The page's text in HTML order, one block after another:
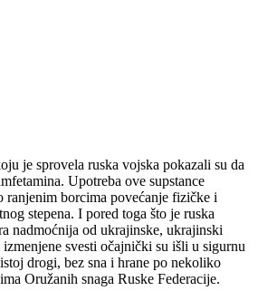
je sprovela ruska vojska pokazali su da
Upotreba ove supstance
ranjenim borcima povećanje fizičke i
stepena. I pored toga što je ruska
nadmoćnija od ukrajinske, ukrajinski
svesti očajnički su išli u sigurnu
drogi, bez sna i hrane po nekoliko
Oružanih snaga Ruske Federacije.